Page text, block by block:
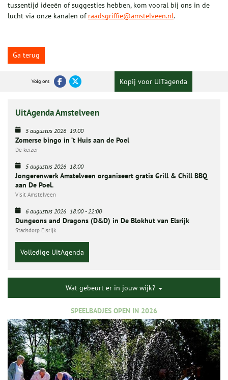
tussentijd ideeën of suggesties hebben, kom vooral bij ons in de
lucht via onze kanalen of raadsgriffie@amstelveen.nl.
Ga terug
Volg ons Kopij voor UITagenda
UitAgenda Amstelveen
5 augustus 2026 19:00
Zomerse bingo in ’t Huis aan de Poel
De keizer
5 augustus 2026 18:00
Jongerenwerk Amstelveen organiseert gratis Grill & Chill BBQ
aan De Poel.
Visit Amstelveen
6 augustus 2026 18:00-22:00
Dungeons and Dragons (D&D) in De Blokhut van Elsrijk
Stadsdorp Elsrijk
Volledige UitAgenda
Wat gebeurt er in jouw wijk?
SPEELBADJES OPEN IN 2026